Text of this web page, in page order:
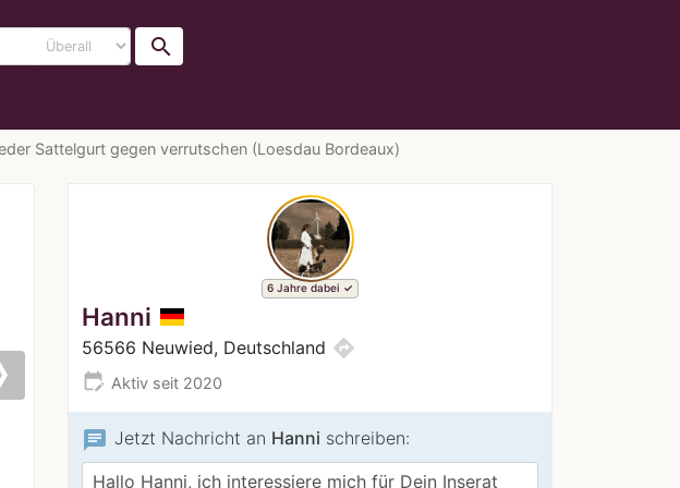
search
Sattelgurt gegen verrutschen (Loesdau Bordeaux)
6 Jahre dabei
Hanni
56566 Neuwied, Deutschland directions
edit_calendar Aktiv seit 2020
chat Jetzt Nachricht an Hanni schreiben: